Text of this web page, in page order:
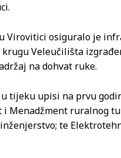
Virovitici osiguralo je
krugu Veleučilišta
na dohvat ruke.
tijeku upisi na prvu
i Menadžment ruralnog
te